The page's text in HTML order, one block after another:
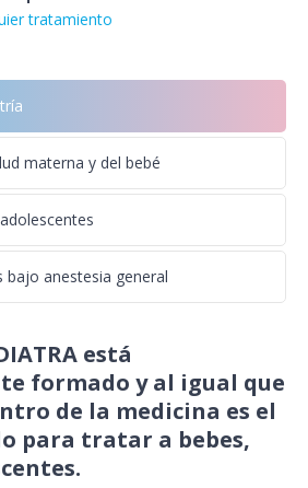
tratamiento
materna y del bebé
bajo anestesia general
está
formado y al igual que
de la medicina es el
para tratar a bebes,